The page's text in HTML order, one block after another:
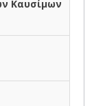
Καυσίμων